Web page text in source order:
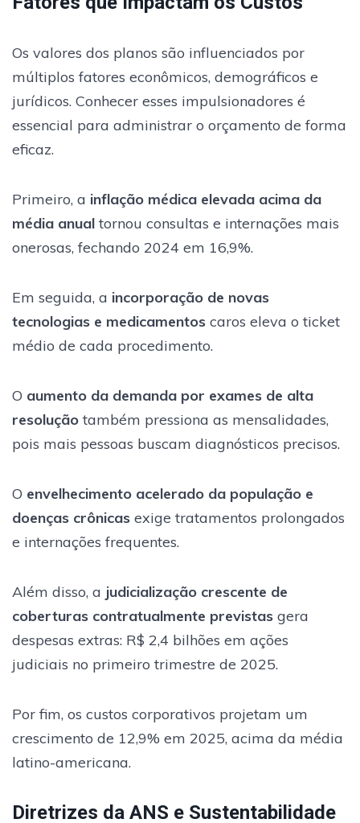
Os valores dos planos são influenciados por
múltiplos fatores econômicos, demográficos e
jurídicos. Conhecer esses impulsionadores é
essencial para administrar o orçamento de forma
eficaz.
Primeiro, a inflação médica elevada acima da
média anual tornou consultas e internações mais
onerosas, fechando 2024 em 16,9%.
Em seguida, a incorporação de novas
tecnologias e medicamentos caros eleva o ticket
médio de cada procedimento.
O aumento da demanda por exames de alta
resolução também pressiona as mensalidades,
pois mais pessoas buscam diagnósticos precisos.
O envelhecimento acelerado da população e
doenças crônicas exige tratamentos prolongados
e internações frequentes.
Além disso, a judicialização crescente de
coberturas contratualmente previstas gera
despesas extras: R$ 2,4 bilhões em ações
judiciais no primeiro trimestre de 2025.
Por fim, os custos corporativos projetam um
crescimento de 12,9% em 2025, acima da média
latino-americana.
Diretrizes da ANS e Sustentabilidade